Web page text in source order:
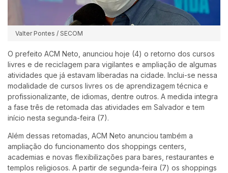
Valter Pontes / SECOM
O prefeito ACM Neto, anunciou hoje (4) o retorno dos cursos
livres e de reciclagem para vigilantes e ampliação de algumas
atividades que já estavam liberadas na cidade. Inclui-se nessa
modalidade de cursos livres os de aprendizagem técnica e
profissionalizante, de idiomas, dentre outros. A medida integra
a fase três de retomada das atividades em Salvador e tem
início nesta segunda-feira (7).
Além dessas retomadas, ACM Neto anunciou também a
ampliação do funcionamento dos shoppings centers,
academias e novas flexibilizações para bares, restaurantes e
templos religiosos. A partir de segunda-feira (7) os shoppings